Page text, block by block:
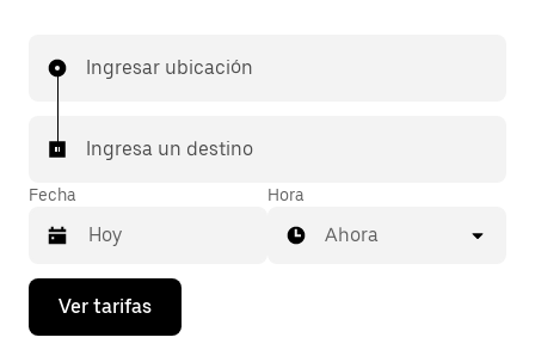
Ingresar ubicación
Ingresa un destino
Fecha
Presiona
flecha
Hora
Ahora
Ver tarifas